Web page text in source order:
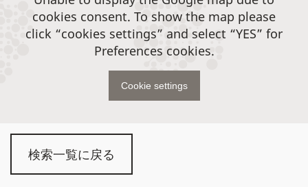
検索一覧に戻る
cookies consent. To show the map please
click “cookies settings” and select “YES” for
Preferences cookies.
Cookie settings